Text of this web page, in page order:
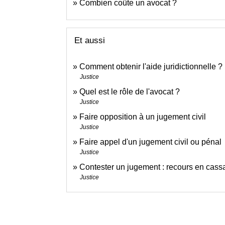
Combien coûte un avocat ?
Et aussi
Comment obtenir l'aide juridictionnelle ?
Justice
Quel est le rôle de l'avocat ?
Justice
Faire opposition à un jugement civil
Justice
Faire appel d'un jugement civil ou pénal
Justice
Contester un jugement : recours en
Justice